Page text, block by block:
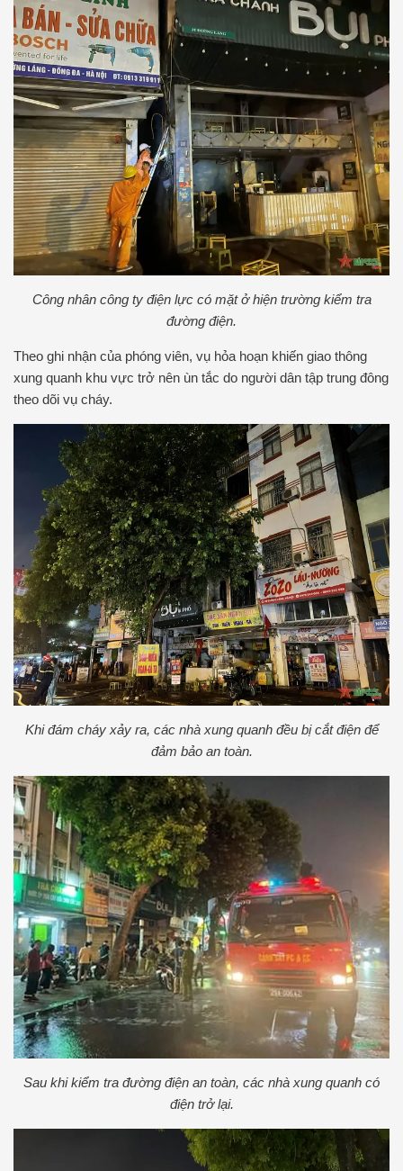
Công nhân công ty điện lực có mặt ở hiện trường kiểm tra
đường điện.
Theo ghi nhận của phóng viên, vụ hỏa hoạn khiến giao thông
xung quanh khu vực trở nên ùn tắc do người dân tập trung đông
theo dõi vụ cháy.
Khi đám cháy xảy ra, các nhà xung quanh đều bị cắt điện để
đảm bảo an toàn.
Sau khi kiểm tra đường điện an toàn, các nhà xung quanh có
điện trở lại.